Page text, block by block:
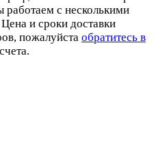
работаем с несколькими
и сроки доставки
пожалуйста обратитесь в